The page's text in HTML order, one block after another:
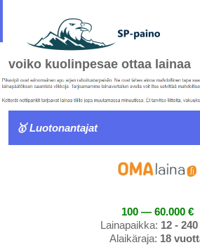
voiko kuolinpesae ottaa lainaa
🥇 Luotonantajat
100 — 60.000 €
Lainapaikka: 12 -
Alaikäraja: 18